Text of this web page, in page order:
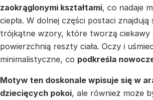
zaokrąglonymi kształtami, co nadaje
ciepła. W dolnej części postaci znajdują
trójkątne wzory, które tworzą ciekawy
powierzchnią reszty ciała. Oczy i
minimalistyczne, co podkreśla
Motyw ten doskonale wpisuje się w
dziecięcych pokoi, ale również może